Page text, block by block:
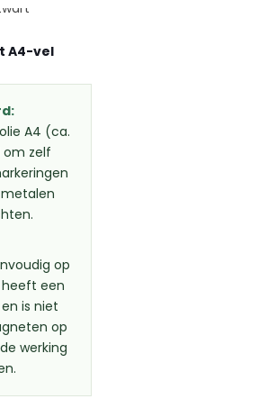
A4-vel
A4 (ca.
om zelf
op
een
is niet
op
werking